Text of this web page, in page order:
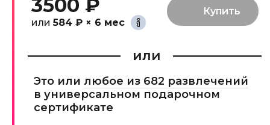
3500 ₽
или584 ₽ × 6 мес
или
Это или любое из 682 развлечений
в универсальном подарочном
сертификате